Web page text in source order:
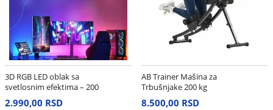
3D RGB LED oblak sa
svetlosnim efektima – 200
cm
2.990,00 RSD
AB Trainer Mašina za
Trbušnjake 200 kg
8.500,00 RSD